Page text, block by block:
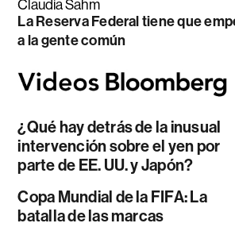
Claudia Sahm
La Reserva Federal tiene que
a la gente común
¿Qué hay detrás de la inusual
intervención sobre el yen por
parte de EE. UU. y Japón?
Copa Mundial de la FIFA: La
batalla de las marcas